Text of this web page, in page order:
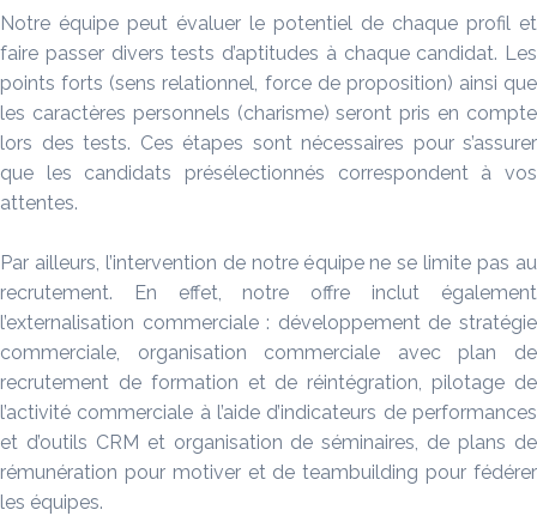
Notre équipe peut évaluer le potentiel de chaque profil et
faire passer divers tests d’aptitudes à chaque candidat. Les
points forts (sens relationnel, force de proposition) ainsi que
les caractères personnels (charisme) seront pris en compte
lors des tests. Ces étapes sont nécessaires pour s’assurer
que les candidats présélectionnés correspondent à vos
attentes.
Par ailleurs, l’intervention de notre équipe ne se limite pas au
recrutement. En effet, notre offre inclut également
l’externalisation commerciale : développement de stratégie
commerciale, organisation commerciale avec plan de
recrutement de formation et de réintégration, pilotage de
l’activité commerciale à l’aide d’indicateurs de performances
et d’outils CRM et organisation de séminaires, de plans de
rémunération pour motiver et de teambuilding pour fédérer
les équipes.